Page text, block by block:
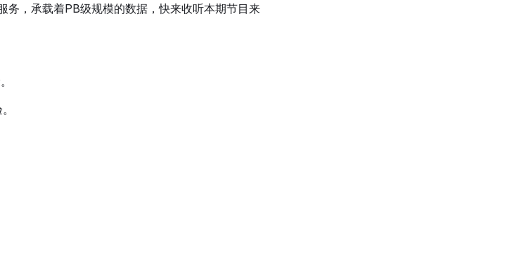
务，承载着PB级规模的数据，快来收听本期节目来